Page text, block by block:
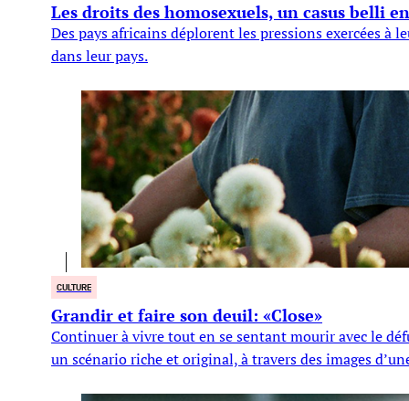
Les droits des homosexuels, un casus belli
Des pays africains déplorent les pressions exercées
dans leur pays.
CULTURE
Grandir et faire son deuil: «Close»
Continuer à vivre tout en se sentant mourir avec le
un scénario riche et original, à travers des images